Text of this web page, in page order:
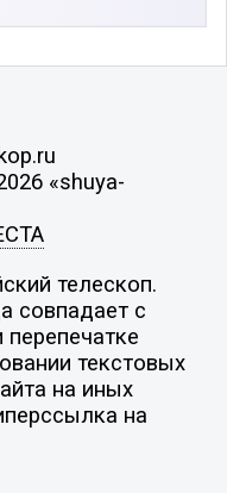
«shuya-
телескоп.
совпадает с
текстовых
на иных
на